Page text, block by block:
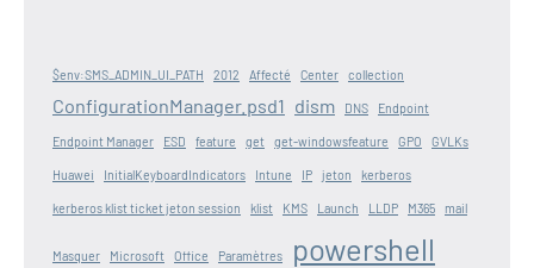
$env:SMS_ADMIN_UI_PATH 2012 Affecté Center collection
ConfigurationManager.psd1 dism DNS Endpoint
Endpoint Manager ESD feature get get-windowsfeature GPO GVLKs
Huawei InitialKeyboardIndicators Intune IP jeton kerberos
kerberos klist ticket jeton session klist KMS Launch LLDP M365 mail
Masquer Microsoft Office Paramètres powershell